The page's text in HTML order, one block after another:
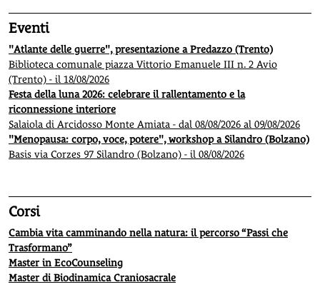
Eventi
"Atlante delle guerre", presentazione a Predazzo (Trento)
Biblioteca comunale piazza Vittorio Emanuele III n. 2 Avio
(Trento) - il 18/08/2026
Festa della luna 2026: celebrare il rallentamento e la
riconnessione interiore
Salaiola di Arcidosso Monte Amiata - dal 08/08/2026 al 09/08/2026
"Menopausa: corpo, voce, potere", workshop a Silandro (Bolzano)
Basis via Corzes 97 Silandro (Bolzano) - il 08/08/2026
Corsi
Cambia vita camminando nella natura: il percorso “Passi che
Trasformano”
Master in EcoCounseling
Master di Biodinamica Craniosacrale